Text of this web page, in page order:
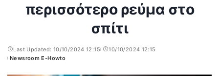
περισσότερο ρεύμα στο
σπίτι
Last Updated: 10/10/2024 12:15
10/10/2024 12:15
Posted
Newsroom E-Howto